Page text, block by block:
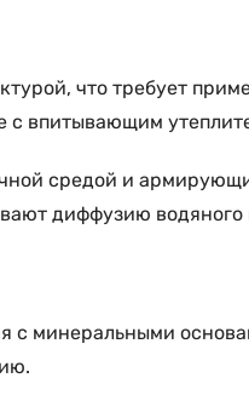
что требует
с впитывающим
средой и
диффузию водяного
минеральными